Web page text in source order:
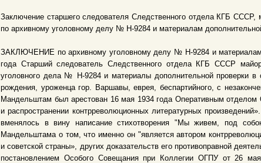
Заключение старшего следователя Следственного отдела КГБ
по архивному уголовному делу № Н-9284 и материалам
ЗАКЛЮЧЕНИЕ по архивному уголовному делу № Н-9284 и материалам
года Старший следователь Следственного отдела КГБ СССР
уголовного дела № Н-9284 и материалы дополнительной проверки
рождения, уроженца гор. Варшавы, еврея, беспартийного, с
Мандельштам был арестован 16 мая 1934 года Оперативным
и распространении контрреволюционных литературных
вменялось в вину написание стихотворения "Мы живем, под
Мандельштама о том, что именно он "является автором
и советской страны», других доказательств его противоправной
постановлением Особого Совещания при Коллегии ОГПУ от 26